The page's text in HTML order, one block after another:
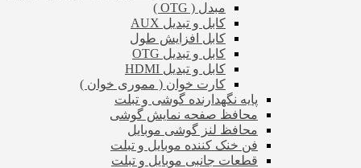
مبدل ( OTG )
کابل و تبدیل AUX
کابل افزایش طول
کابل و تبدیل OTG
کابل و تبدیل HDMI
کارت خوان ( مموری خوان )
پایه نگهدارنده گوشی و تبلت
محافظ صفحه نمایش گوشی
محافظ لنز گوشی موبایل
فن خنک کننده موبایل و تبلت
قطعات جانبی موبایل و تبلت